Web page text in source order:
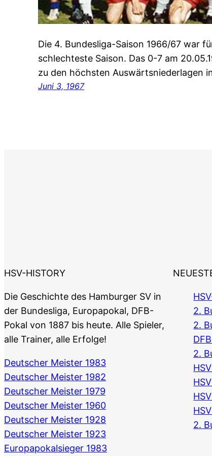
Die 4. Bundesliga-Saison 1966/67 war
schlechteste Saison. Das 0-7 am
zu den höchsten Auswärtsniederlagen
Juni 3, 1967
HSV-HISTORY
Die Geschichte des Hamburger SV in
der Bundesliga, Europapokal, DFB-
Pokal von 1887 bis heute. Alle Spieler,
alle Trainer, alle Erfolge!
Deutscher Meister 1983
Deutscher Meister 1982
Deutscher Meister 1979
Deutscher Meister 1960
Deutscher Meister 1928
Deutscher Meister 1923
Europapokalsieger 1983
2.
2.
2.
2.